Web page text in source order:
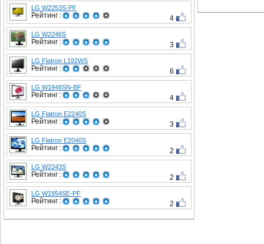
LG W2253S-PF
Рейтинг : 4
LG W2246S
Рейтинг : 3
LG Flatron L192WS
Рейтинг : 6
LG W1946SN-BF
Рейтинг : 4
LG Flatron E2240S
Рейтинг : 3
LG Flatron E2040S
Рейтинг : 2
LG W2243S
Рейтинг : 2
LG W1954SE-PF
Рейтинг : 2